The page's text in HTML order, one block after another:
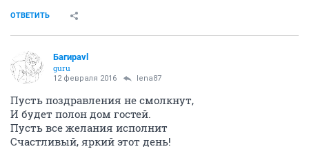
ОТВЕТИТЬ
Багираvl
guru
12 февраля 2016 lena87
Пусть поздравления не смолкнут,
И будет полон дом гостей.
Пусть все желания исполнит
Счастливый, яркий этот день!